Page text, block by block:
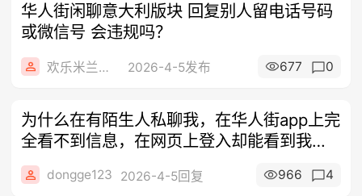
华人街闲聊意大利版块 回复别人留电话号码
或微信号 会违规吗？
欢乐米兰租房 2026-4-5发布 677 0
为什么在有陌生人私聊我，在华人街app上完
全看不到信息，在网页上登入却能看到我用
的是最新版google商店下载的华人街
dongge123 2026-4-5回复 966 4